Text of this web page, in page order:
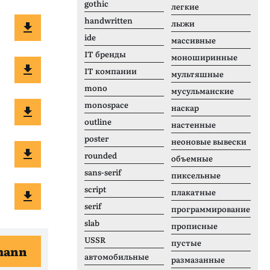
gothic
handwritten
ide
IT бренды
IT компании
mono
monospace
outline
poster
rounded
sans-serif
script
serif
slab
USSR
автомобильные
легкие
лыжи
массивные
моноширинные
мультяшные
мусульманские
наскар
настенные
неоновые вывески
объемные
пиксельные
плакатные
программирование
прописные
пустые
размазанные